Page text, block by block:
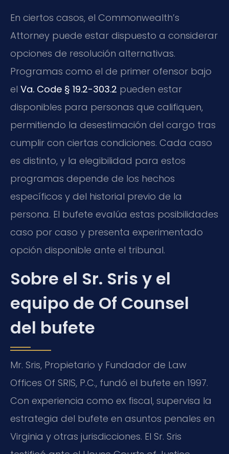
En ciertos casos, el Commonwealth’s
Attorney puede estar dispuesto a considerar
opciones de resolución alternativas.
Programas como el de primer ofensor bajo
el Va. Code § 19.2-303.2 pueden estar
disponibles para personas que califiquen,
permitiendo la desestimación del cargo tras
cumplir con ciertas condiciones. Cada caso
es distinto, y la elegibilidad para estos
programas depende de los hechos
específicos y del historial previo de la
persona. El bufete evalúa estas posibilidades
caso por caso y presenta experimentado
opción disponible ante el tribunal.
Sobre el Sr. Sris y el
equipo de Of Counsel
del bufete
Mr. Sris, Propietario y Fundador de Law
Offices Of SRIS, P.C., fundó el bufete en 1997.
Con experiencia como ex fiscal, supervisa la
estrategia del bufete en asuntos penales en
Virginia y otras jurisdicciones. El Sr. Sris